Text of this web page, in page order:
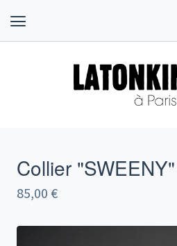
Collier "SWEENY"
85,00 €